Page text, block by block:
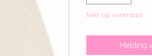
Niet op voorraad
Melding